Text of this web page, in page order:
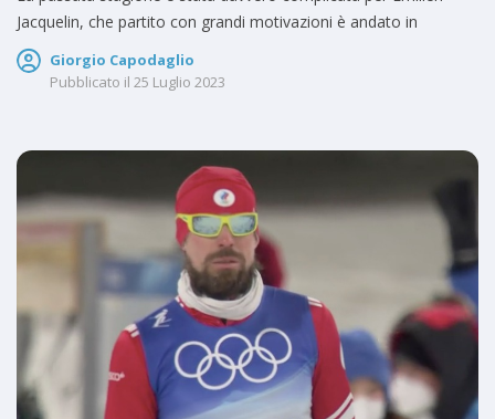
Jacquelin, che partito con grandi motivazioni è andato in
Giorgio Capodaglio
Pubblicato il 25 Luglio 2023